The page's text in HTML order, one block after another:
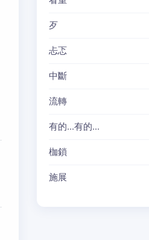
歹
忐忑
中斷
流轉
有的...有的...
枷鎖
施展